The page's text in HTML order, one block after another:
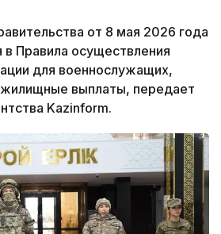
от 8 мая 2026 года
Правила осуществления
для военнослужащих,
выплаты, передает
Kazinform.